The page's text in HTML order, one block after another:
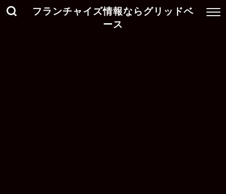
フランチャイズ情報ならグリッドベ
ース